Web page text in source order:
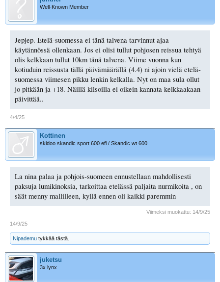
Well-Known Member
Jepjep. Etelä-suomessa ei tänä talvena tarvinnut ajaa
käytännössä ollenkaan. Jos ei olisi tullut pohjosen reissua tehtyä
olis kelkkaan tullut 10km tänä talvena. Viime vuonna kun
kotiuduin reissusta tällä päivämäärällä (4.4) ni ajoin vielä etelä-
suomessa viimesen pikku lenkin kelkalla. Nyt on maa sula ollut
jo pitkään ja +18. Näillä kilsoilla ei oikein kannata kelkkaakaan
päivittää..
4/4/25
Kottinen
skidoo skandic sport 600 efi / Skandic wt 600
La nina palaa ja pohjois-suomeen ennustellaan mahdollisesti
paksuja lumikinoksia, tarkoittaa etelässä paljaita nurmikoita , on
säät menny mallilleen, kyllä ennen oli kaikki paremmin
Viimeksi muokattu: 14/9/25
14/9/25
Nipademu tykkää tästä.
juketsu
3x lynx